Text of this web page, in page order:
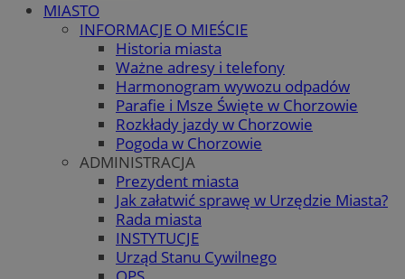
MIASTO
INFORMACJE O MIEŚCIE
Historia miasta
Ważne adresy i telefony
Harmonogram wywozu odpadów
Parafie i Msze Święte w Chorzowie
Rozkłady jazdy w Chorzowie
Pogoda w Chorzowie
ADMINISTRACJA
Prezydent miasta
Jak załatwić sprawę w Urzędzie Miasta?
Rada miasta
INSTYTUCJE
Urząd Stanu Cywilnego